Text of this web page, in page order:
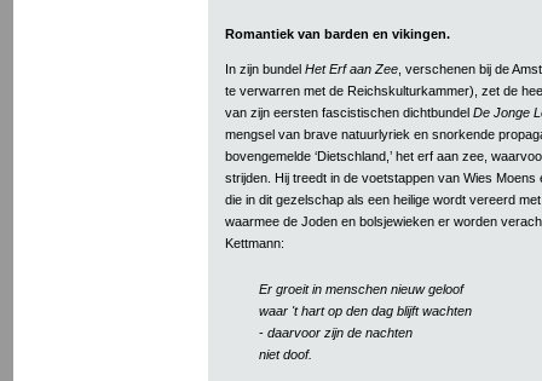
Romantiek van barden en vikingen.
In zijn bundel Het Erf aan Zee , verschenen bij de
te verwarren met de Reichskulturkammer), zet de
van zijn eersten fascistischen dichtbundel De Jonge
mengsel van brave natuurlyriek en snorkende
bovengemelde ‘Dietschland,’ het erf aan zee,
strijden. Hij treedt in de voetstappen van Wies
die in dit gezelschap als een heilige wordt vereerd
waarmee de Joden en bolsjewieken er worden
Kettmann:
Er groeit in menschen nieuw geloof
waar 't hart op den dag blijft wachten
- daarvoor zijn de nachten
niet doof.